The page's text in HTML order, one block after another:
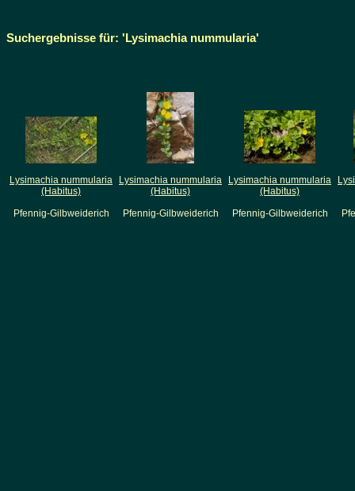
Suchergebnisse für: 'Lysimachia nummularia'
Lysimachia nummularia
(Habitus)
Pfennig-Gilbweiderich
Lysimachia nummularia
(Habitus)
Pfennig-Gilbweiderich
Lysimachia nummularia
(Habitus)
Pfennig-Gilbweiderich